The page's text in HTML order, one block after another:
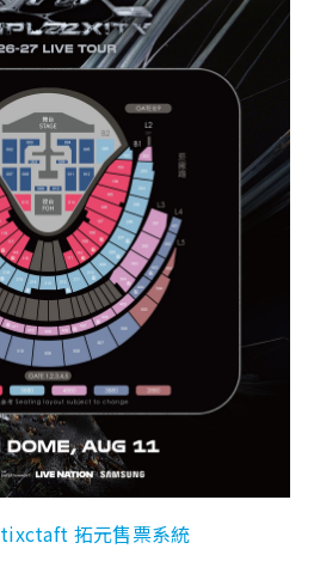
tixctaft 拓元售票系統